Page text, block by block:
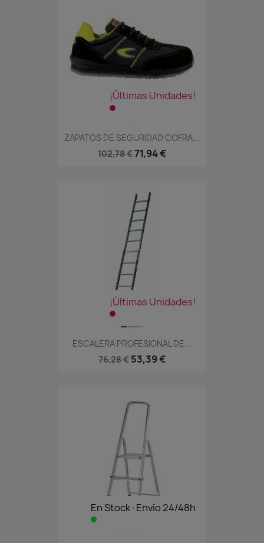
¡Últimas Unidades!
ZAPATOS DE SEGURIDAD COFRA...
102,78 €71,94 €
¡Últimas Unidades!
ESCALERA PROFESIONAL DE...
76,28 € 53,39 €
En Stock·Envío 24/48h